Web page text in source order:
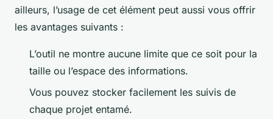
ailleurs, l’usage de cet élément peut aussi vous offrir
les avantages suivants :
L’outil ne montre aucune limite que ce soit pour la
taille ou l’espace des informations.
Vous pouvez stocker facilement les suivis de
chaque projet entamé.